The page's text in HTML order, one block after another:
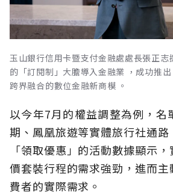
玉山銀行信用卡暨支付金融處處長張正志
的「訂閱制」大膽導入金融業 ，成功推
跨界融合的數位金融新商模 。
以今年7月的權益調整為例，名
期、鳳凰旅遊等實體旅行社通
「領取優惠」的活動數據顯示
價套裝行程的需求強勁，進而
費者的實際需求。